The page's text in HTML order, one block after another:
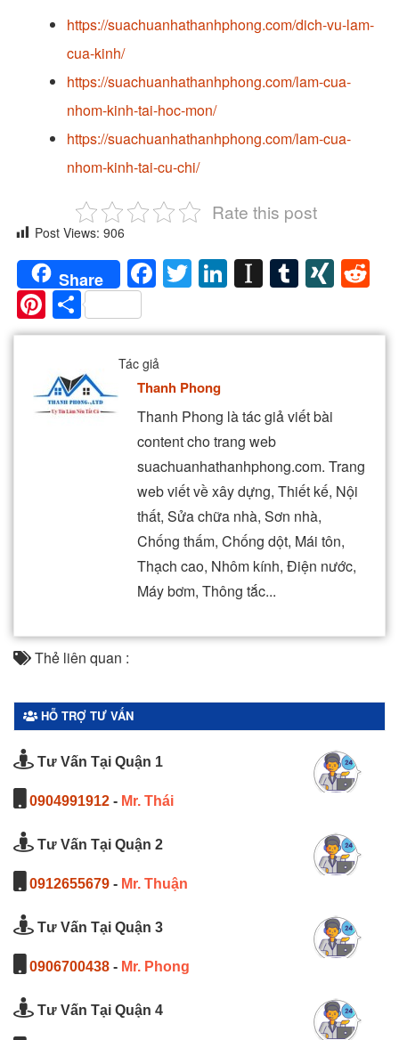
https://suachuanhathanhphong.com/dich-vu-lam-
cua-kinh/
https://suachuanhathanhphong.com/lam-cua-
nhom-kinh-tai-hoc-mon/
https://suachuanhathanhphong.com/lam-cua-
nhom-kinh-tai-cu-chi/
Rate this post
Post Views: 906
Share Facebook
Twitter
LinkedIn
Instapaper
Tumblr
Pinterest
Share
Tác giả
Thanh Phong
Thanh Phong là tác giả viết bài
content cho trang web
suachuanhathanhphong.com. Trang
web viết về xây dựng, Thiết kế, Nội
thất, Sửa chữa nhà, Sơn nhà,
Chống thấm, Chống dột, Mái tôn,
Thạch cao, Nhôm kính, Điện nước,
Máy bơm, Thông tắc...
Thẻ liên quan :
HỖ TRỢ TƯ VẤN
Tư Vấn Tại Quận 1
0904991912 - Mr. Thái
Tư Vấn Tại Quận 2
0912655679 - Mr. Thuận
Tư Vấn Tại Quận 3
0906700438 - Mr. Phong
Tư Vấn Tại Quận 4